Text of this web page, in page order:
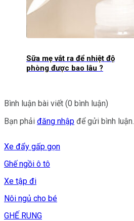
Sữa mẹ vắt ra để nhiệt độ
phòng được bao lâu ?
Bình luận bài viết (0 bình luận)
Bạn phải đăng nhập để gửi bình luận.
Xe đẩy gấp gọn
Ghế ngồi ô tô
Xe tập đi
Nôi ngủ cho bé
GHẾ RUNG